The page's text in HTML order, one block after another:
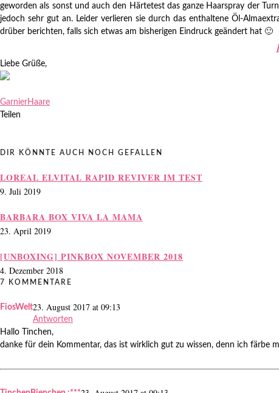
geworden als sonst und auch den Härtetest das ganze Haarspray der
jedoch sehr gut an. Leider verlieren sie durch das enthaltene Öl-
drüber berichten, falls sich etwas am bisherigen Eindruck geändert hat 🙂
Liebe Grüße,
GarnierHaare
Teilen
DIR KÖNNTE AUCH NOCH GEFALLEN
LOREAL ELVITAL RAPID REVIVER IM TEST
9. Juli 2019
BARBARA BOX VIVA LA MAMA
23. April 2019
[UNBOXING] PINKBOX NOVEMBER 2018
4. Dezember 2018
7 KOMMENTARE
FiosWelt23. August 2017 at 09:13
Antworten
Hallo Tinchen,
danke für dein Kommentar, das ist wirklich gut zu wissen, denn ich färbe